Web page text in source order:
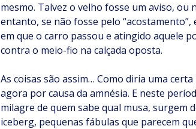
mesmo. Talvez o velho fosse um aviso,
entanto, se não fosse pelo
em que o carro passou e atingido aquele
contra o meio-fio na calçada oposta.
As coisas são assim… Como diria uma
agora por causa da amnésia. E neste
milagre de quem sabe qual musa, surgem
iceberg, pequenas fábulas que parecem